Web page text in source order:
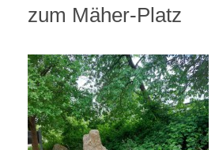
zum Mäher-Platz